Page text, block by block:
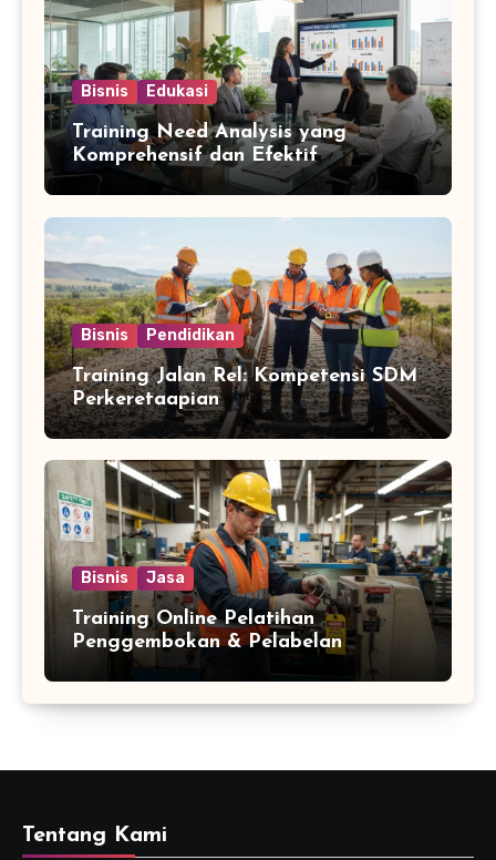
Bisnis Edukasi
Training Need Analysis yang
Komprehensif dan Efektif
Bisnis Pendidikan
Training Jalan Rel: Kompetensi SDM
Perkeretaapian
Bisnis Jasa
Training Online Pelatihan
Penggembokan & Pelabelan
Tentang Kami